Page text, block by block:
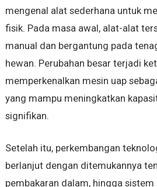
mengenal alat sederhana untuk
fisik. Pada masa awal, alat-alat
manual dan bergantung pada
hewan. Perubahan besar terjadi
memperkenalkan mesin uap
yang mampu meningkatkan
signifikan.
Setelah itu, perkembangan
berlanjut dengan ditemukannya
pembakaran dalam, hingga